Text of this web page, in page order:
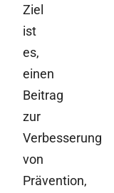
Ziel
ist
es,
einen
Beitrag
zur
Verbesserung
von
Prävention,